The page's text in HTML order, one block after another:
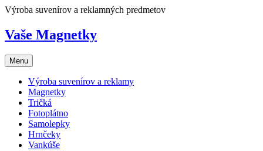
Skip
content
Výroba suvenírov a reklamných predmetov
Vaše Magnetky
Menu
Výroba suvenírov a reklamy
Magnetky
Tričká
Fotoplátno
Samolepky
Hrnčeky
Vankúše